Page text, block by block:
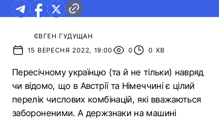
ЄВГЕН ГУДУЩАН
15 ВЕРЕСНЯ 2022, 19:00
0 0 ХВ
Пересічному українцю (та й не тільки) навряд
чи відомо, що в Австрії та Німеччині є цілий
перелік числових комбінацій, які вважаються
забороненими. А держзнаки на машині